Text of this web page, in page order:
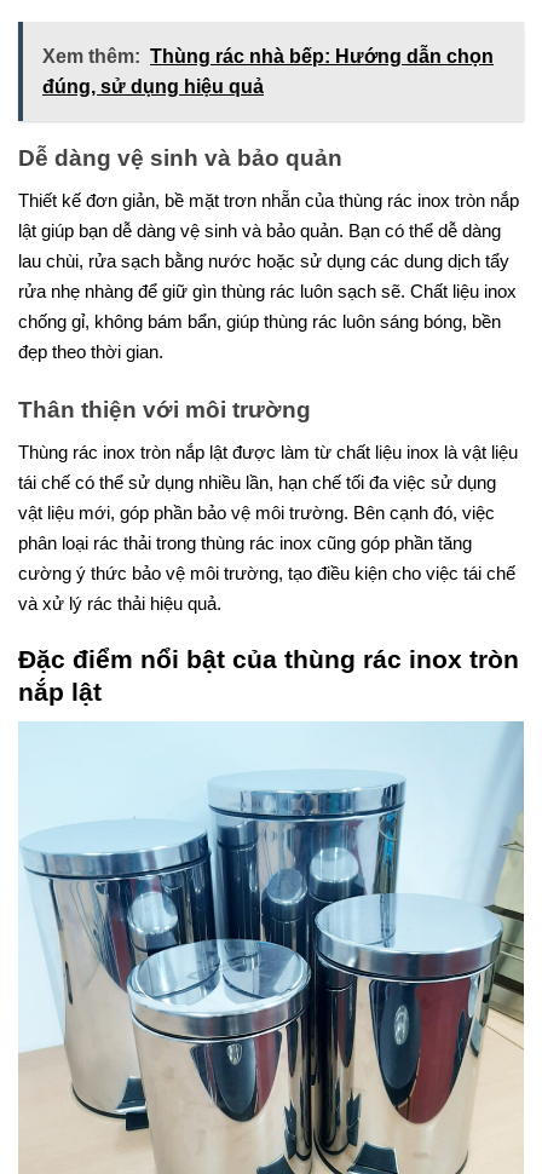
Xem thêm: Thùng rác nhà bếp: Hướng dẫn chọn
đúng, sử dụng hiệu quả
Dễ dàng vệ sinh và bảo quản
Thiết kế đơn giản, bề mặt trơn nhẵn của thùng rác inox tròn nắp
lật giúp bạn dễ dàng vệ sinh và bảo quản. Bạn có thể dễ dàng
lau chùi, rửa sạch bằng nước hoặc sử dụng các dung dịch tẩy
rửa nhẹ nhàng để giữ gìn thùng rác luôn sạch sẽ. Chất liệu inox
chống gỉ, không bám bẩn, giúp thùng rác luôn sáng bóng, bền
đẹp theo thời gian.
Thân thiện với môi trường
Thùng rác inox tròn nắp lật được làm từ chất liệu inox là vật liệu
tái chế có thể sử dụng nhiều lần, hạn chế tối đa việc sử dụng
vật liệu mới, góp phần bảo vệ môi trường. Bên cạnh đó, việc
phân loại rác thải trong thùng rác inox cũng góp phần tăng
cường ý thức bảo vệ môi trường, tạo điều kiện cho việc tái chế
và xử lý rác thải hiệu quả.
Đặc điểm nổi bật của thùng rác inox tròn
nắp lật